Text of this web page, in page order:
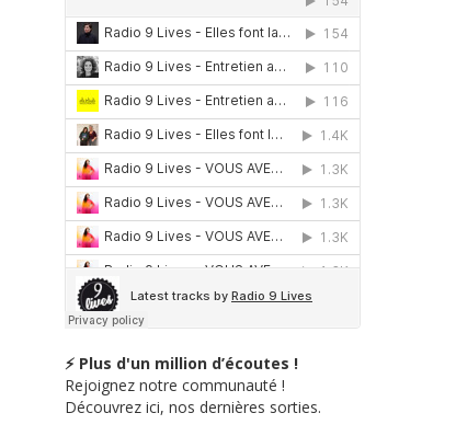
⚡ Plus d'un million d’écoutes !
Rejoignez notre communauté !
Découvrez ici, nos dernières sorties.